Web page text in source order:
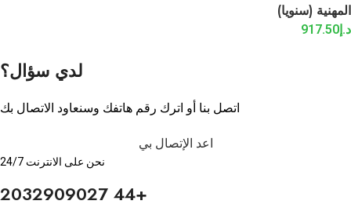
المهنية (سنويا)
د.إ917.50
لدي سؤال؟
اتصل بنا أو اترك رقم هاتفك وسنعاود الاتصال بك
اعد الإتصال بي
نحن على الانترنت 24/7
+44 2032909027